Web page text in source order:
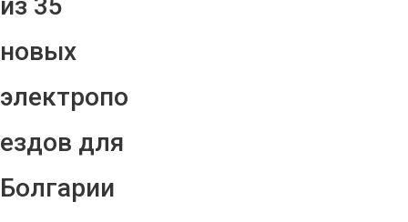
новых
электропо
ездов для
Болгарии